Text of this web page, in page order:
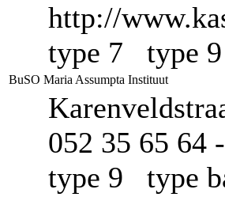
http://
type 7 type 9
BuSO Maria Assumpta Instituut
052 35 65 64
type 9 type